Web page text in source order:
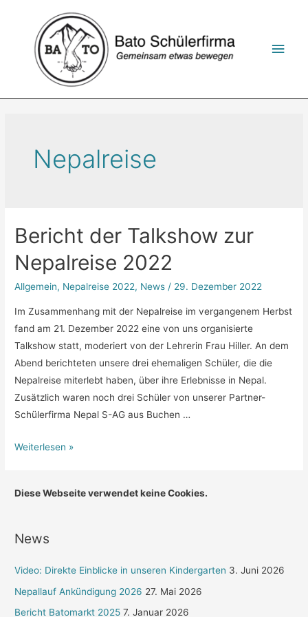
springen
Nepalreise
Bericht der Talkshow zur
Nepalreise 2022
Allgemein, Nepalreise 2022, News / 29. Dezember 2022
Im Zusammenhang mit der Nepalreise im vergangenem Herbst
fand am 21. Dezember 2022 eine von uns organisierte
Talkshow statt, moderiert von der Lehrerin Frau Hiller. An dem
Abend berichteten unsere drei ehemaligen Schüler, die die
Nepalreise miterlebt haben, über ihre Erlebnisse in Nepal.
Zusätzlich waren noch drei Schüler von unserer Partner-
Schülerfirma Nepal S-AG aus Buchen …
Bericht
zur
2022
Weiterlesen »
Diese Webseite verwendet keine Cookies.
News
Video: Direkte Einblicke in unseren Kindergarten 3. Juni 2026
Nepallauf Ankündigung 2026 27. Mai 2026
Bericht Batomarkt 2025 7. Januar 2026